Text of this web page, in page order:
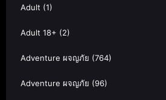
Adult (1)
Adult 18+ (2)
Adventure ผจญภัย (764)
Adventure ผจญภัย (96)